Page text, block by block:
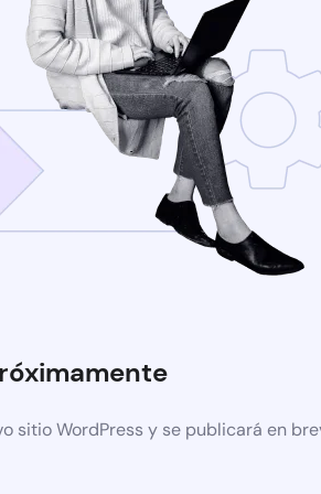
sitio WordPress y se publicará en